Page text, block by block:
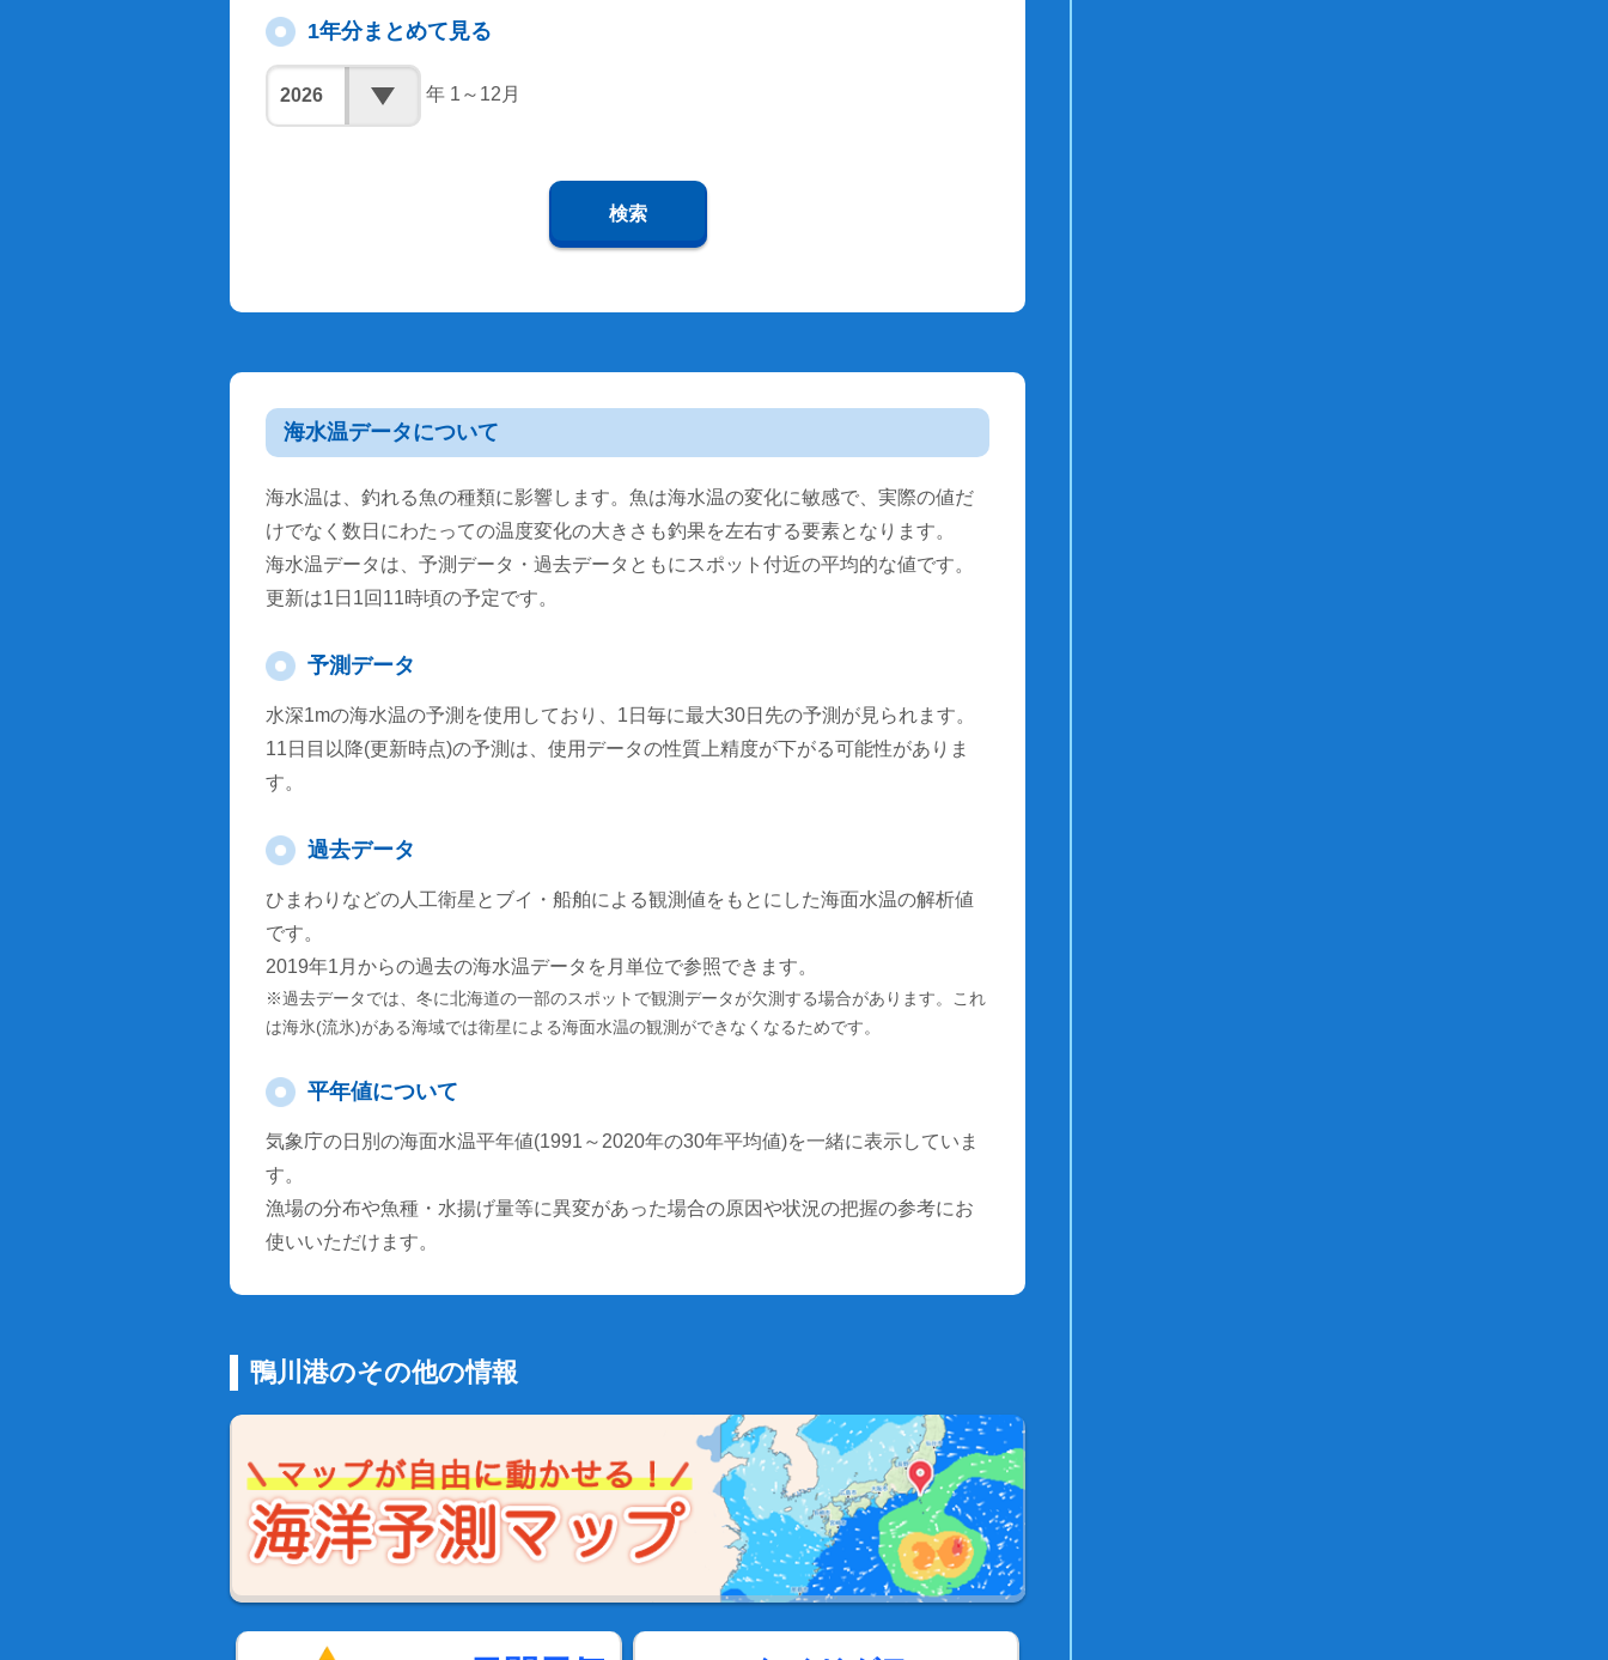
1年分まとめて見る
年 1～12月
検索
海水温データについて
海水温は、釣れる魚の種類に影響します。魚は海水温の変化に敏感で、実際の値だ
けでなく数日にわたっての温度変化の大きさも釣果を左右する要素となります。
海水温データは、予測データ・過去データともにスポット付近の平均的な値です。
更新は1日1回11時頃の予定です。
予測データ
水深1mの海水温の予測を使用しており、1日毎に最大30日先の予測が見られます。
11日目以降(更新時点)の予測は、使用データの性質上精度が下がる可能性がありま
す。
過去データ
ひまわりなどの人工衛星とブイ・船舶による観測値をもとにした海面水温の解析値
です。
2019年1月からの過去の海水温データを月単位で参照できます。
※過去データでは、冬に北海道の一部のスポットで観測データが欠測する場合があります。これ
は海氷(流氷)がある海域では衛星による海面水温の観測ができなくなるためです。
平年値について
気象庁の日別の海面水温平年値(1991～2020年の30年平均値)を一緒に表示していま
す。
漁場の分布や魚種・水揚げ量等に異変があった場合の原因や状況の把握の参考にお
使いいただけます。
鴨川港のその他の情報